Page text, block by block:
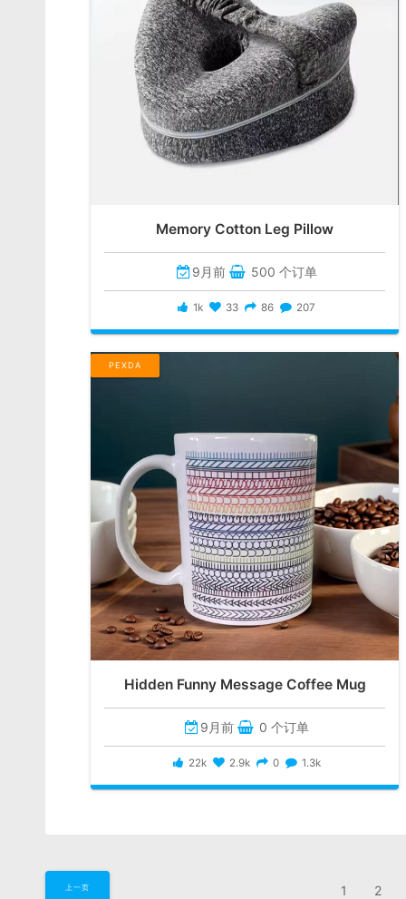
Memory Cotton Leg Pillow
9月前 500 个订单
1k 33 86 207
PEXDA
Hidden Funny Message Coffee Mug
9月前 0 个订单
22k 2.9k 0 1.3k
上一页 1 2